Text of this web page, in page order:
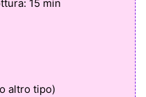
15 min
altro tipo)